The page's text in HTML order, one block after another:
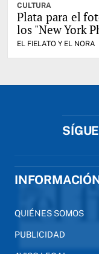
CULTURA
Plata para el
los "New York
EL FIELATO Y EL NORA
QUIÉNES SOMOS
PUBLICIDAD